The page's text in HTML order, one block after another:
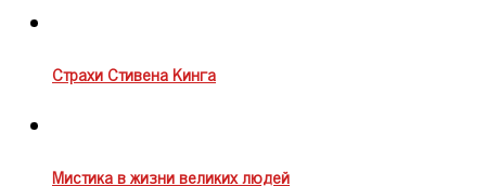
Страхи Стивена Кинга
Мистика в жизни великих людей